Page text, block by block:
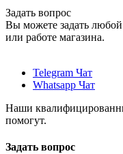
Задать вопрос
Вы можете задать
или работе магазина.
Telegram Чат
Whatsapp Чат
Наши
помогут.
Задать вопрос